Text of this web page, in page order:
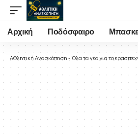
Αρχική Ποδόσφαιρο
Αθλητική Ανασκόπηση - Όλα τα νέα για το